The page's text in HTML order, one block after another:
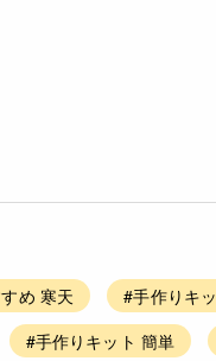
め 寒天
#手作りキ
#手作りキット 簡単